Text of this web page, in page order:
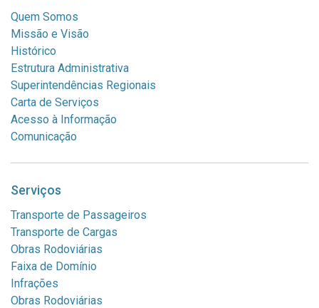
Quem Somos
Missão e Visão
Histórico
Estrutura Administrativa
Superintendências Regionais
Carta de Serviços
Acesso à Informação
Comunicação
Serviços
Transporte de Passageiros
Transporte de Cargas
Obras Rodoviárias
Faixa de Domínio
Infrações
Obras Rodoviárias